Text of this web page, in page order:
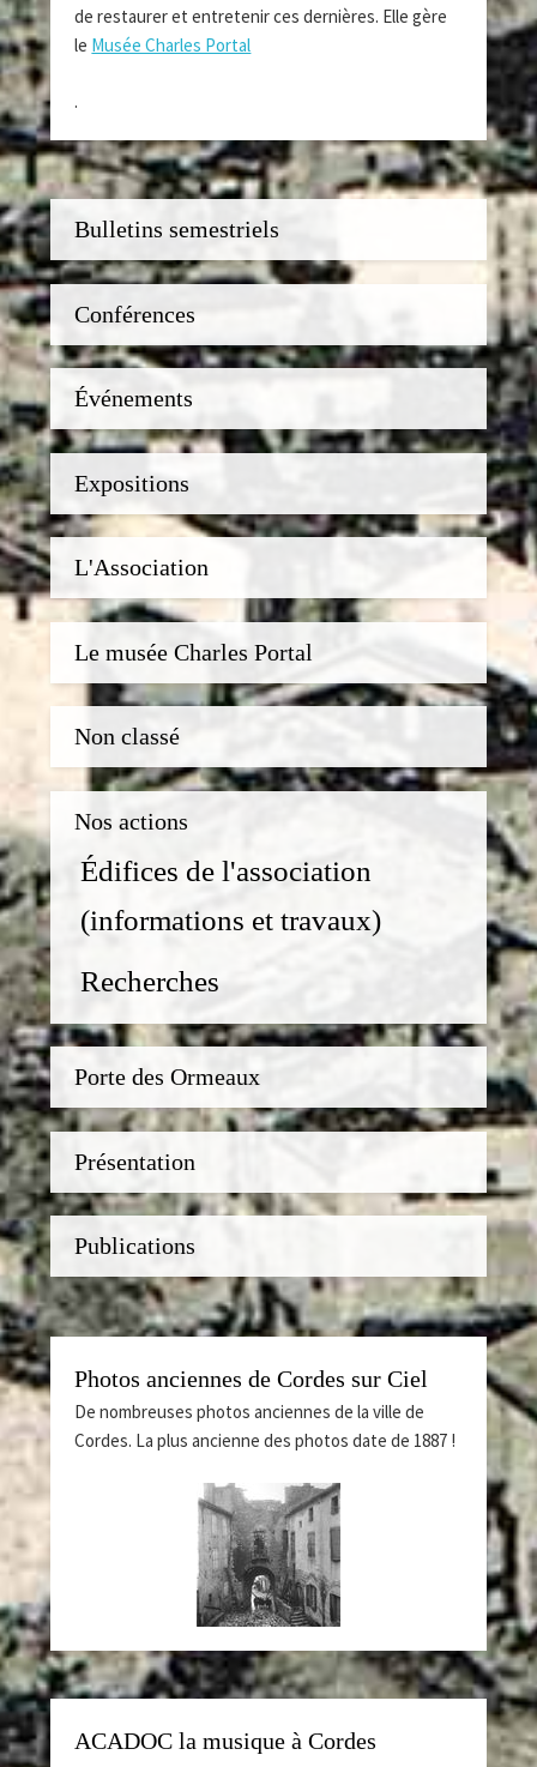
de restaurer et entretenir ces dernières. Elle gère
le Musée Charles Portal
.
Bulletins semestriels
Conférences
Événements
Expositions
L'Association
Le musée Charles Portal
Non classé
Nos actions
Édifices de l'association
(informations et travaux)
Recherches
Porte des Ormeaux
Présentation
Publications
Photos anciennes de Cordes sur Ciel
De nombreuses photos anciennes de la ville de
Cordes. La plus ancienne des photos date de 1887 !
ACADOC la musique à Cordes